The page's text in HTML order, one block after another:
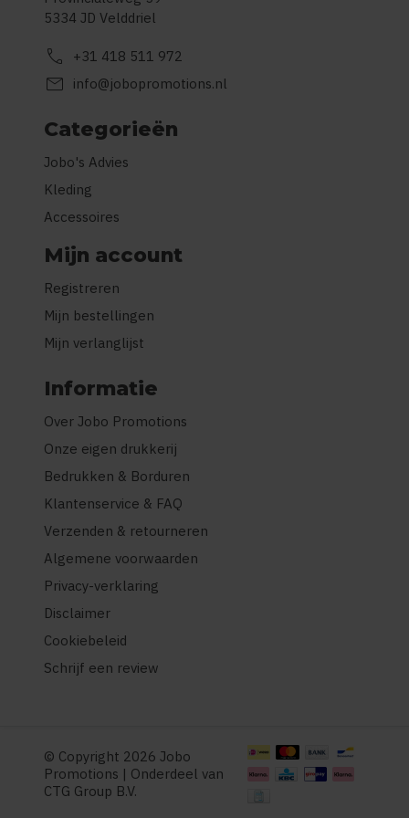
5334 JD Velddriel
call +31 418 511 972
mail info@jobopromotions.nl
Categorieën
Jobo's Advies
Kleding
Accessoires
Mijn account
Registreren
Mijn bestellingen
Mijn verlanglijst
Informatie
Over Jobo Promotions
Onze eigen drukkerij
Bedrukken & Borduren
Klantenservice & FAQ
Verzenden & retourneren
Algemene voorwaarden
Privacy-verklaring
Disclaimer
Cookiebeleid
Schrijf een review
© Copyright 2026 Jobo
Promotions | Onderdeel van
CTG Group B.V.